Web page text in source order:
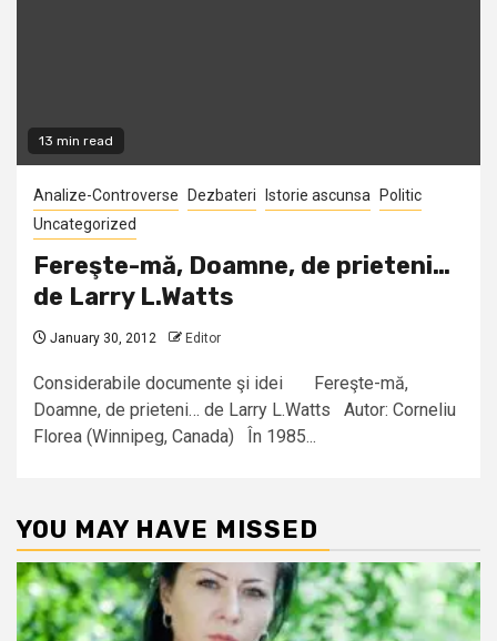
13 min read
Analize-Controverse Dezbateri Istorie ascunsa
Politic
Uncategorized
Fereşte-mă, Doamne, de prieteni…
de Larry L.Watts
January 30, 2012 Editor
Considerabile documente şi idei Fereşte-mă,
Doamne, de prieteni… de Larry L.Watts Autor: Corneliu
Florea (Winnipeg, Canada) În 1985...
YOU MAY HAVE MISSED